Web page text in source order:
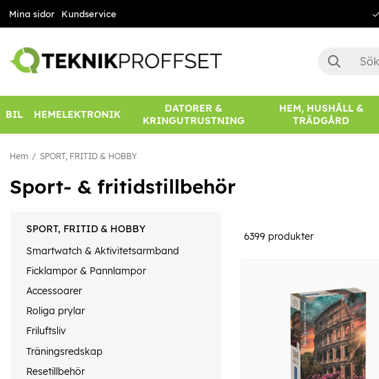
Mina sidor Kundservice
BIL HEMELEKTRONIK
DATORER &
KRINGUTRUSTNING
HEM, HUSHÅLL &
TRÄDGÅRD
Hem SPORT, FRITID & HOBBY
Sport- & fritidstillbehör
SPORT, FRITID & HOBBY
Smartwatch & Aktivitetsarmband
Ficklampor & Pannlampor
Accessoarer
Roliga prylar
Friluftsliv
Träningsredskap
Resetillbehör
6399 produkter